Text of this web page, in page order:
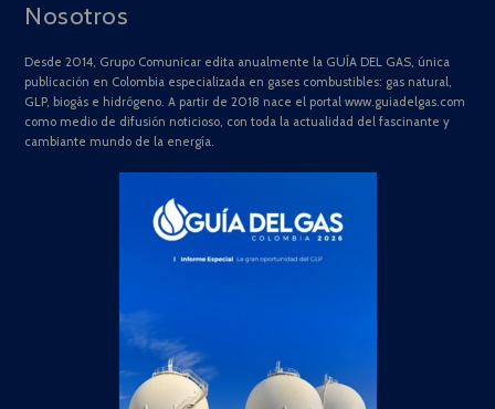
Nosotros
Desde 2014, Grupo Comunicar edita anualmente la GUÍA DEL GAS, única
publicación en Colombia especializada en gases combustibles: gas natural,
GLP, biogás e hidrógeno. A partir de 2018 nace el portal www.guiadelgas.com
como medio de difusión noticioso, con toda la actualidad del fascinante y
cambiante mundo de la energía.